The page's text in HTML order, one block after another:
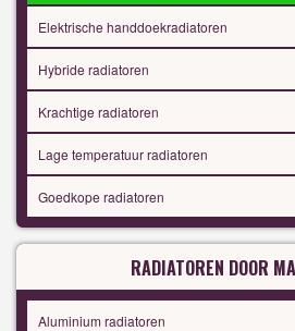
Elektrische handdoekradiatoren
Hybride radiatoren
Krachtige radiatoren
Lage temperatuur radiatoren
Goedkope radiatoren
RADIATOREN DOOR
Aluminium radiatoren